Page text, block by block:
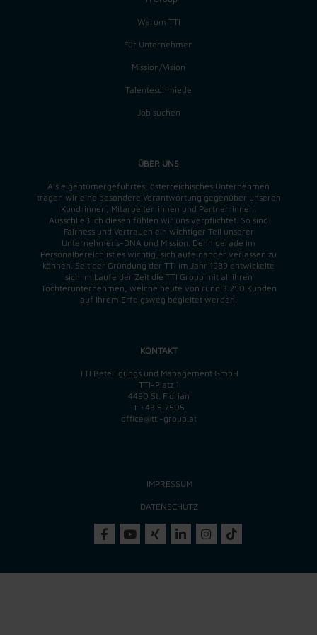
Warum TTI
Für Unternehmen
Mission/Vision
Talenteschmiede
Job suchen
ÜBER UNS
Als eigentümergeführtes, österreichisches Unternehmen
tragen wir eine besondere Verantwortung gegenüber unseren
Kund:innen, Mitarbeiter:innen und Partner:innen.
Ausschließlich diesen fühlen wir uns verpflichtet. So sind
Fairness und Vertrauen ein wichtiger Teil unserer
Unternehmens-DNA und Mission . Denn gerade im
Personalbereich ist es wichtig, sich aufeinander verlassen zu
können. Seit der Gründung der TTI im Jahr 1989 entwickelte
sich im Laufe der Zeit die TTI Group mit all ihren
Tochterunternehmen, welche heute von rund 3.250 Kunden
auf ihrem Erfolgsweg begleitet werden.
KONTAKT
TTI Beteiligungs und Management GmbH
TTI-Platz 1
4490 St. Florian
T +43 5 7505
office@tti-group.at
IMPRESSUM
DATENSCHUTZ